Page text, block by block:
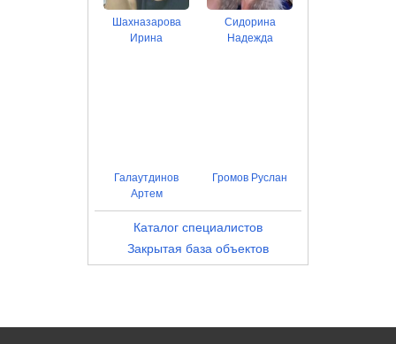
Шахназарова
Ирина
Сидорина
Надежда
Галаутдинов
Артем
Громов Руслан
Каталог специалистов
Закрытая база объектов